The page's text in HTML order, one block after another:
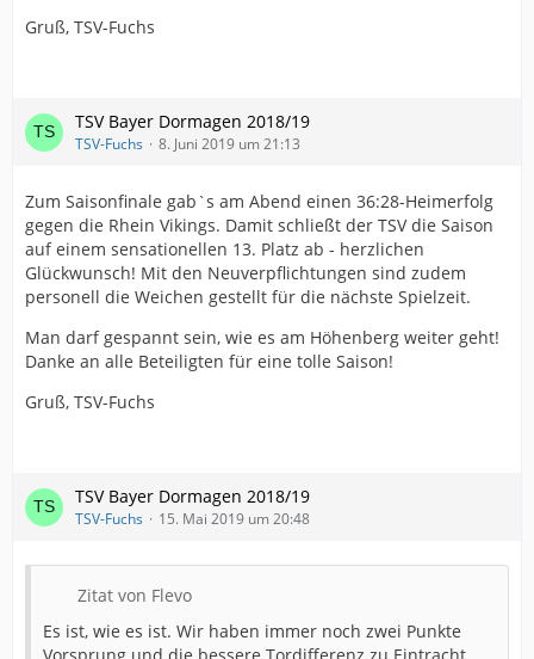
Gruß, TSV-Fuchs
TSV Bayer Dormagen 2018/19
TSV-Fuchs 8. Juni 2019 um 21:13
Zum Saisonfinale gab`s am Abend einen 36:28-Heimerfolg
gegen die Rhein Vikings. Damit schließt der TSV die Saison
auf einem sensationellen 13. Platz ab - herzlichen
Glückwunsch! Mit den Neuverpflichtungen sind zudem
personell die Weichen gestellt für die nächste Spielzeit.
Man darf gespannt sein, wie es am Höhenberg weiter geht!
Danke an alle Beteiligten für eine tolle Saison!
Gruß, TSV-Fuchs
TSV Bayer Dormagen 2018/19
TSV-Fuchs 15. Mai 2019 um 20:48
Zitat von Flevo
Es ist, wie es ist. Wir haben immer noch zwei Punkte